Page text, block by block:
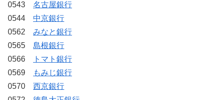
0543 名古屋銀行
0544 中京銀行
0562 みなと銀行
0565 島根銀行
0566
トマト銀行
0569
もみじ銀行
0570 西京銀行